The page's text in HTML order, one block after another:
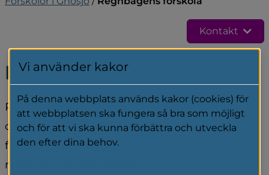
Kontakt
Regnbågens förskola
Regnbågens förskola ligger i ett naturskönt
område i Töllstorp, Gnosjö. Vi har nära till
friluftsområde och skog, vilket ger oss stora
möjligheter att följa naturens växlingar och
Vi använder kakor
På denna webbplats används kakor (cookies) för
att webbplatsen ska fungera så bra som möjligt
och för att vi ska kunna förbättra och utveckla
den efter dina behov.